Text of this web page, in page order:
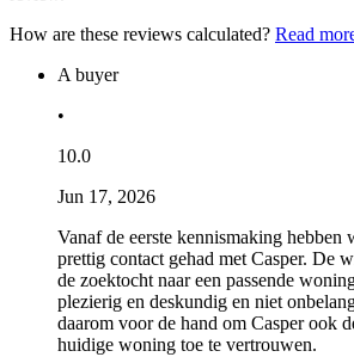
How are these reviews calculated? Read
A buyer
•
10.0
Jun 17, 2026
Vanaf de eerste kennismaking hebben
prettig contact gehad met Casper. De
de zoektocht naar een passende
plezierig en deskundig en niet
daarom voor de hand om Casper ook
huidige woning toe te vertrouwen.